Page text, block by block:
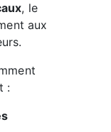
, le
aux
: